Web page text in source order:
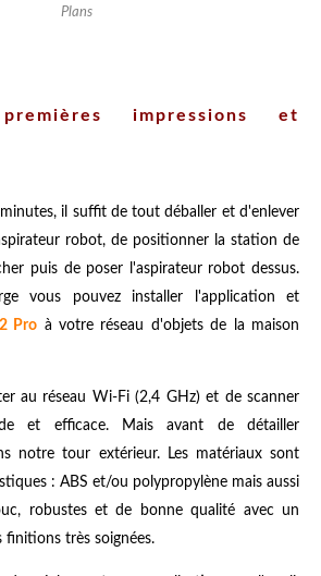
Plans
impressions et
il suffit de tout déballer et d'enlever
robot, de positionner la station de
puis de poser l'aspirateur robot dessus.
vous pouvez installer l'application et
Pro à votre réseau d'objets de la maison
au réseau Wi-Fi (2,4 GHz) et de scanner
et efficace. Mais avant de détailler
notre tour extérieur. Les matériaux sont
: ABS et/ou polypropylène mais aussi
robustes et de bonne qualité avec un
finitions très soignées.